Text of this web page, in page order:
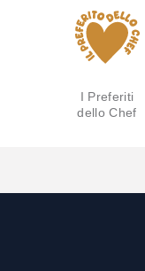
I Preferiti
dello Chef